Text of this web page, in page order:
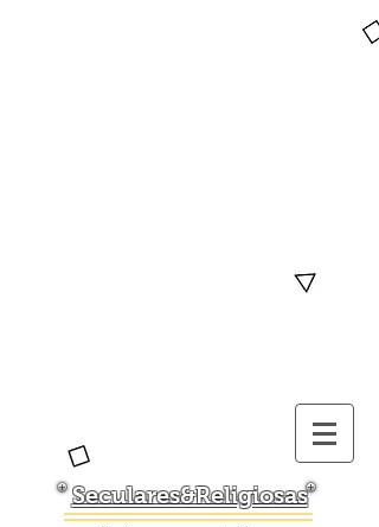
Seculares&Religiosas